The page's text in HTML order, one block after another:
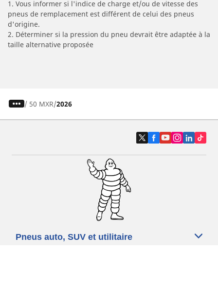
1. Vous informer si l'indice de charge et/ou de vitesse des
pneus de remplacement est différent de celui des pneus
d'origine.
2. Déterminer si la pression du pneu devrait être adaptée à la
taille alternative proposée
/ 50 MXR 2026
Pneus auto, SUV et utilitaire